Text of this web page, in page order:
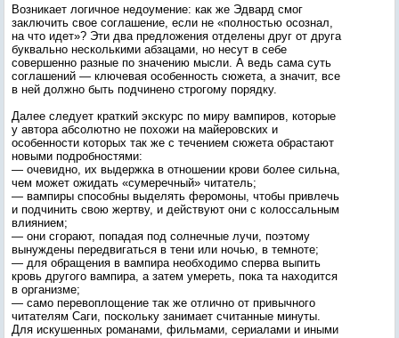
Возникает логичное недоумение: как же Эдвард смог
заключить свое соглашение, если не «полностью осознал,
на что идет»? Эти два предложения отделены друг от друга
буквально несколькими абзацами, но несут в себе
совершенно разные по значению мысли. А ведь сама суть
соглашений — ключевая особенность сюжета, а значит, все
в ней должно быть подчинено строгому порядку.
Далее следует краткий экскурс по миру вампиров, которые
у автора абсолютно не похожи на майеровских и
особенности которых так же с течением сюжета обрастают
новыми подробностями:
— очевидно, их выдержка в отношении крови более сильна,
чем может ожидать «сумеречный» читатель;
— вампиры способны выделять феромоны, чтобы привлечь
и подчинить свою жертву, и действуют они с колоссальным
влиянием;
— они сгорают, попадая под солнечные лучи, поэтому
вынуждены передвигаться в тени или ночью, в темноте;
— для обращения в вампира необходимо сперва выпить
кровь другого вампира, а затем умереть, пока та находится
в организме;
— само перевоплощение так же отлично от привычного
читателям Саги, поскольку занимает считанные минуты.
Для искушенных романами, фильмами, сериалами и иными